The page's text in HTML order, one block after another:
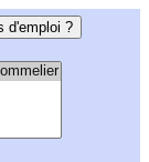
d'emploi ?